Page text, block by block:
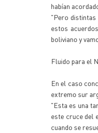
habían
"Pero
estos
boliviano y
Fluido para el
En el caso
extremo sur
"Esta es una
este cruce del
cuando se